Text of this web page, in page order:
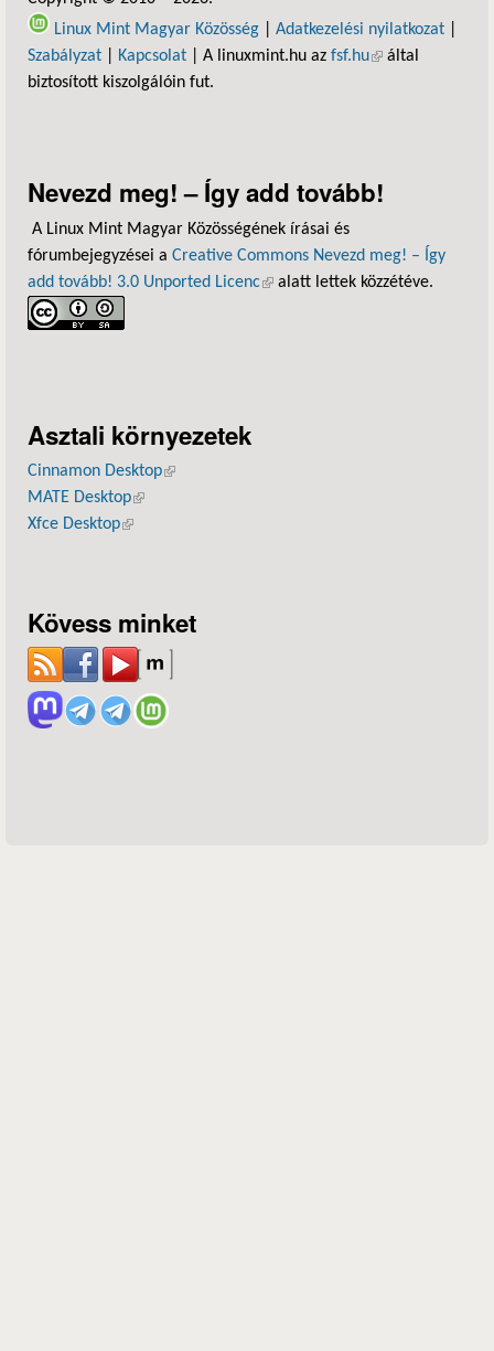
Linux Mint Magyar Közösség
Adatkezelési nyilatkozat
Szabályzat
Kapcsolat | A linuxmint.hu az fsf.hu(külső hivatkozás)
által
biztosított kiszolgálóin fut.
Nevezd meg! – Így add tovább!
A Linux Mint Magyar Közösségének írásai és
fórumbejegyzései a Creative Commons Nevezd meg! – Így
add tovább! 3.0 Unported Licenc(külső hivatkozás)
alatt lettek közzétéve.
Asztali környezetek
Cinnamon Desktop(külső hivatkozás)
MATE Desktop(külső hivatkozás)
Xfce Desktop(külső hivatkozás)
Kövess minket